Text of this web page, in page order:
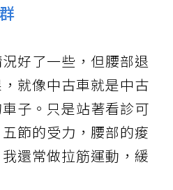
好了一些，但腰部退
就像中古車就是中古
子。只是站著看診可
節的受力，腰部的痠
還常做拉筋運動，緩